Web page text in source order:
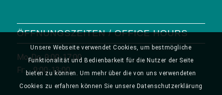
ÖFFNUNGSZEITEN / OFFICE HOURS
Mo-Do: 9:00-17:00
Fr: 9:00-13:00
Unsere Webseite verwendet Cookies, um bestmögliche
Funktionalität und Bedienbarkeit für die Nutzer der Seite
bieten zu können. Um mehr über die von uns verwendeten
Cookies zu erfahren können Sie unsere Datenschutzerklärung